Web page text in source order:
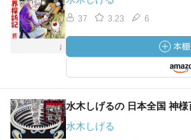
37 3.23 6
水木しげるの 日本全国 神
水木しげる